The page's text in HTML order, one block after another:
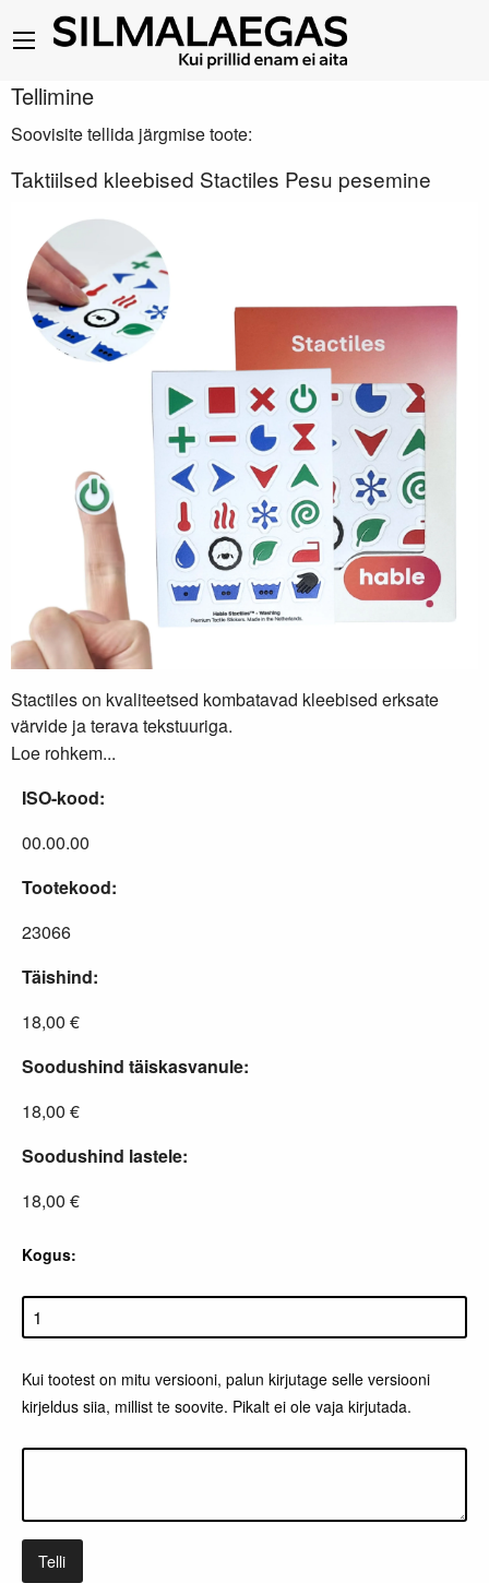
Tellimine
Soovisite tellida järgmise toote:
Taktiilsed kleebised Stactiles Pesu pesemine
Stactiles on kvaliteetsed kombatavad kleebised erksate
värvide ja terava tekstuuriga.
Loe rohkem...
ISO-kood:
00.00.00
Tootekood:
23066
Täishind:
18,00 €
Soodushind täiskasvanule:
18,00 €
Soodushind lastele:
18,00 €
Kogus:
Kui tootest on mitu versiooni, palun kirjutage selle versiooni
kirjeldus siia, millist te soovite. Pikalt ei ole vaja kirjutada.
Telli